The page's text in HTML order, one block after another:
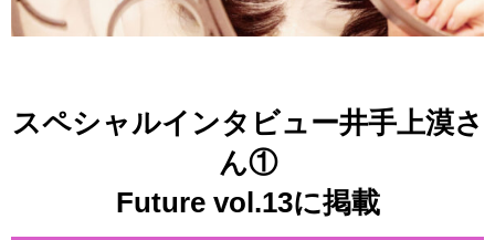
スペシャルインタビュー井手上漠さ
ん①
Future vol.13に掲載